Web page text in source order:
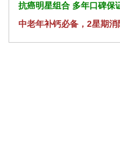
抗癌明星组合 多年口碑保
中老年补钙必备，2星期